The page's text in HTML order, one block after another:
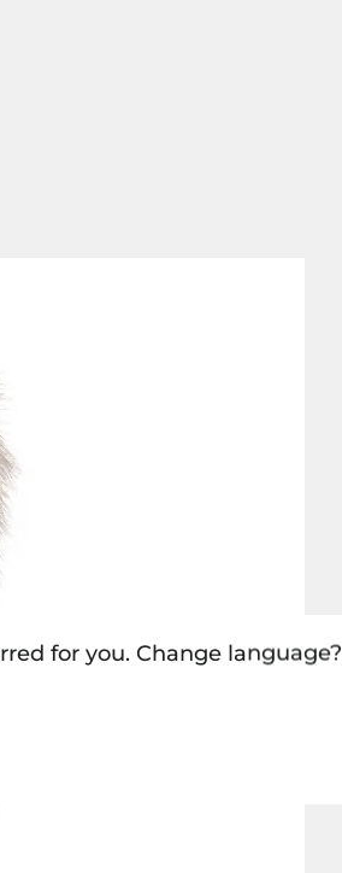
for you. Change language?